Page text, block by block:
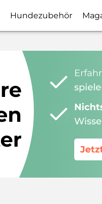
Hundezubehör